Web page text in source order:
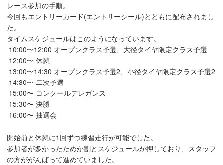
レース参加の手順。
今回もエントリーカード(エントリーシール)とともに配布されまし
た。
タイムスケジュールはこのようになっています。
10:00〜12:00 オープンクラス予選、大径タイヤ限定クラス予選
12:00〜 休憩
13:00〜14:30 オープンクラス予選2、小径タイヤ限定クラス予選2
14:30〜 二次予選
15:00〜 コンクールデレガンス
15:30〜 決勝
16:00〜 抽選会
開始前と休憩に1回ずつ練習走行が可能でした。
参加者が多かったためか割とスケジュールが押しており、スタッフ
の方ががんばって進めていました。